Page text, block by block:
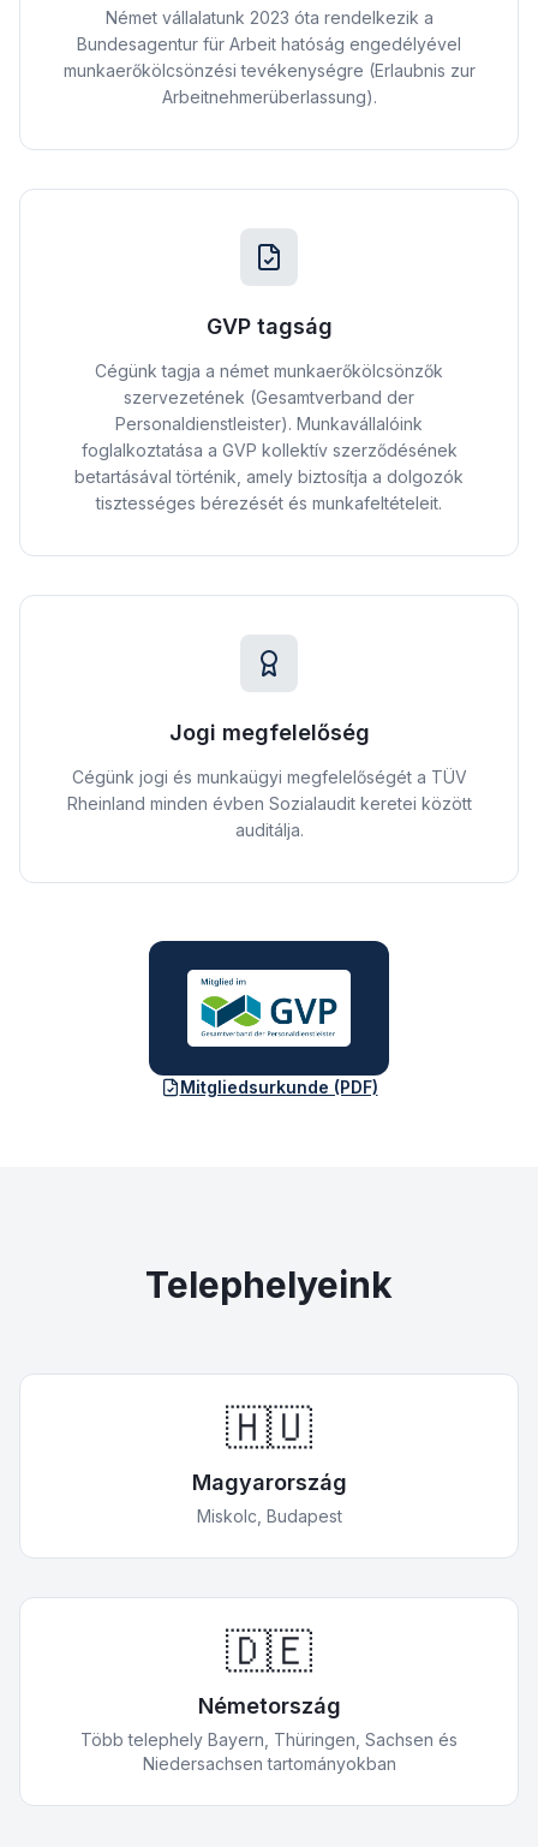
Német vállalatunk 2023 óta rendelkezik a
Bundesagentur für Arbeit hatóság engedélyével
munkaerőkölcsönzési tevékenységre (Erlaubnis zur
Arbeitnehmerüberlassung).
GVP tagság
Cégünk tagja a német munkaerőkölcsönzők
szervezetének (Gesamtverband der
Personaldienstleister). Munkavállalóink
foglalkoztatása a GVP kollektív szerződésének
betartásával történik, amely biztosítja a dolgozók
tisztességes bérezését és munkafeltételeit.
Jogi megfelelőség
Cégünk jogi és munkaügyi megfelelőségét a TÜV
Rheinland minden évben Sozialaudit keretei között
auditálja.
Mitgliedsurkunde (PDF)
Telephelyeink
🇭🇺
Magyarország
Miskolc, Budapest
🇩🇪
Németország
Több telephely Bayern, Thüringen, Sachsen és
Niedersachsen tartományokban